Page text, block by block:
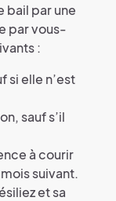
bail par une
par vous-
:
si elle n’est
sauf s’il
à courir
suivant.
et sa